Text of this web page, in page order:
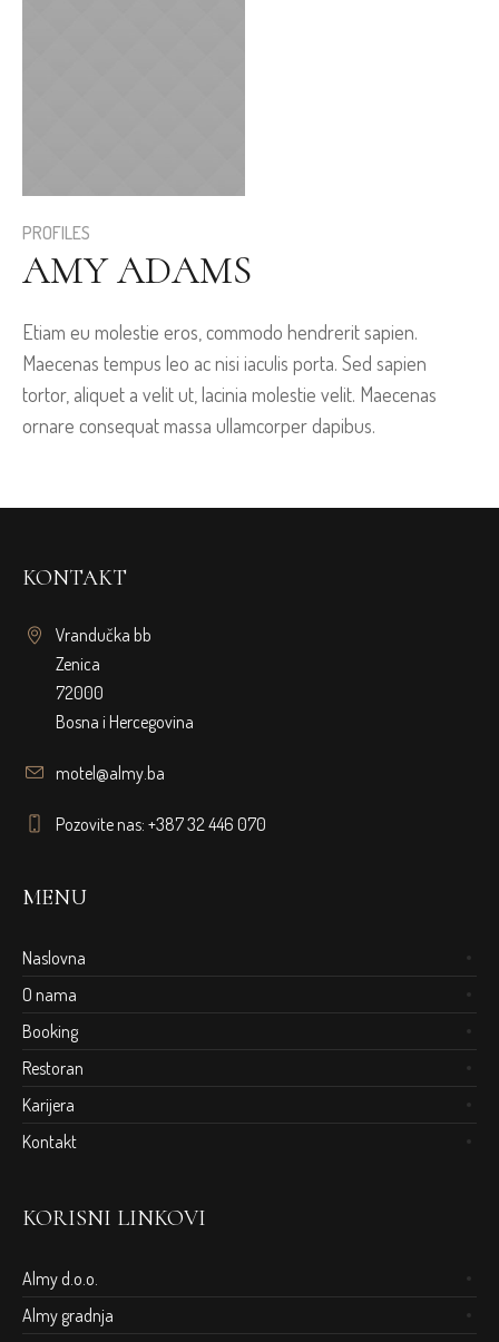
PROFILES
AMY ADAMS
Etiam eu molestie eros, commodo hendrerit sapien.
Maecenas tempus leo ac nisi iaculis porta. Sed sapien
tortor, aliquet a velit ut, lacinia molestie velit. Maecenas
ornare consequat massa ullamcorper dapibus.
KONTAKT
Vrandučka bb
Zenica
72000
Bosna i Hercegovina
motel@almy.ba
Pozovite nas: +387 32 446 070
MENU
Naslovna
O nama
Booking
Restoran
Karijera
Kontakt
KORISNI LINKOVI
Almy d.o.o.
Almy gradnja